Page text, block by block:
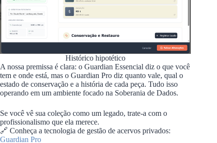
Histórico hipotético
A nossa premissa é clara: o Guardian Essencial diz o que você
tem e onde está, mas o Guardian Pro diz quanto vale, qual o
estado de conservação e a história de cada peça. Tudo isso
operando em um ambiente focado na Soberania de Dados.
Se você vê sua coleção como um legado, trate-a com o
profissionalismo que ela merece.
🔗 Conheça a tecnologia de gestão de acervos privados:
Guardian Pro